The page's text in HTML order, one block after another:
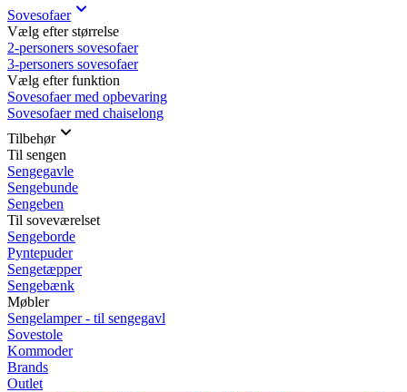
Sovesofaer
Vælg efter størrelse
2-personers sovesofaer
3-personers sovesofaer
Vælg efter funktion
Sovesofaer med opbevaring
Sovesofaer med chaiselong
Tilbehør
Til sengen
Sengegavle
Sengebunde
Sengeben
Til soveværelset
Sengeborde
Pyntepuder
Sengetæpper
Sengebænk
Møbler
Sengelamper - til sengegavl
Sovestole
Kommoder
Brands
Outlet